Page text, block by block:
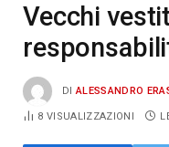
Vecchi
DI ALESSANDRO
8VISUALIZZAZIONI